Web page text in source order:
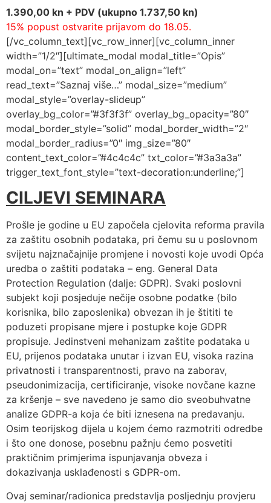
1.390,00 kn + PDV (ukupno 1.737,50 kn)
15% popust ostvarite prijavom do 18.05.
[/vc_column_text][vc_row_inner][vc_column_inner
width=”1/2″][ultimate_modal modal_title=”Opis”
modal_on=”text” modal_on_align=”left”
read_text=”Saznaj više…” modal_size=”medium”
modal_style=”overlay-slideup”
overlay_bg_color=”#3f3f3f” overlay_bg_opacity=”80″
modal_border_style=”solid” modal_border_width=”2″
modal_border_radius=”0″ img_size=”80″
content_text_color=”#4c4c4c” txt_color=”#3a3a3a”
trigger_text_font_style=”text-decoration:underline;”]
CILJEVI SEMINARA
Prošle je godine u EU započela cjelovita reforma pravila
za zaštitu osobnih podataka, pri čemu su u poslovnom
svijetu najznačajnije promjene i novosti koje uvodi Opća
uredba o zaštiti podataka – eng. General Data
Protection Regulation (dalje: GDPR). Svaki poslovni
subjekt koji posjeduje nečije osobne podatke (bilo
korisnika, bilo zaposlenika) obvezan ih je štititi te
poduzeti propisane mjere i postupke koje GDPR
propisuje. Jedinstveni mehanizam zaštite podataka u
EU, prijenos podataka unutar i izvan EU, visoka razina
privatnosti i transparentnosti, pravo na zaborav,
pseudonimizacija, certificiranje, visoke novčane kazne
za kršenje – sve navedeno je samo dio sveobuhvatne
analize GDPR-a koja će biti iznesena na predavanju.
Osim teorijskog dijela u kojem ćemo razmotriti odredbe
i što one donose, posebnu pažnju ćemo posvetiti
praktičnim primjerima ispunjavanja obveza i
dokazivanja usklađenosti s GDPR-om.
Ovaj seminar/radionica predstavlja posljednju provjeru